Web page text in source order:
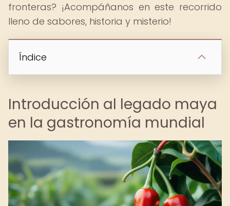
fronteras? ¡Acompáñanos en este recorrido
lleno de sabores, historia y misterio!
Índice
Introducción al legado maya
en la gastronomía mundial